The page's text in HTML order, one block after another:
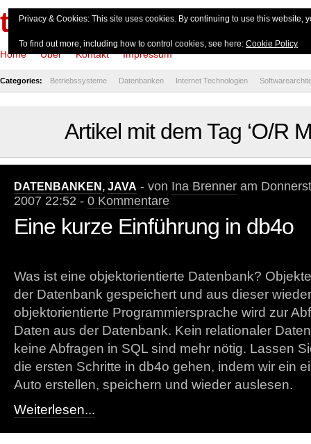
theserverside.de
Home Über Kontakt Impressum
Categories: Betriebssysteme Datenbanken Internet Technologien
Artikel mit dem Tag ‘O/R
DATENBANKEN , JAVA - von Ina Brenner am
2007 22:52 - 0 Kommentare
Eine kurze Einführung in db4o
Was ist eine objektorientierte Datenbank?
der Datenbank gespeichert und aus dieser
objektorientierte Programmiersprache wird zur
Daten aus der Datenbank. Kein relationaler
keine Abfragen in SQL sind mehr nötig. Lassen
die ersten Schritte in db4o gehen, indem wir ein
Auto erstellen, speichern und wieder auslesen.
Weiterlesen...
Privacy & Cookies: This site uses cookies. By continuing to use this website,
To find out more, including how to control cookies, see here: Cookie Policy